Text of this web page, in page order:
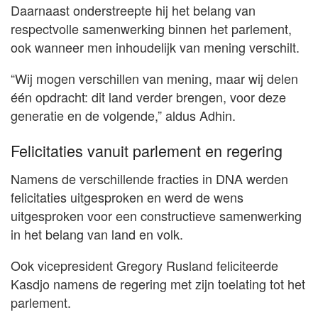
Daarnaast onderstreepte hij het belang van
respectvolle samenwerking binnen het parlement,
ook wanneer men inhoudelijk van mening verschilt.
“Wij mogen verschillen van mening, maar wij delen
één opdracht: dit land verder brengen, voor deze
generatie en de volgende,” aldus Adhin.
Felicitaties vanuit parlement en regering
Namens de verschillende fracties in DNA werden
felicitaties uitgesproken en werd de wens
uitgesproken voor een constructieve samenwerking
in het belang van land en volk.
Ook vicepresident Gregory Rusland feliciteerde
Kasdjo namens de regering met zijn toelating tot het
parlement.